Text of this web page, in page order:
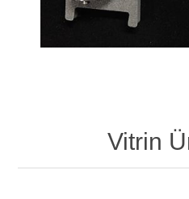
Vitrin